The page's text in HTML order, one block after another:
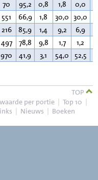
70 95,2 0,8 1,8 0,0
551 66,9 1,8 30,0 30,0
216 85,9 1,4 9,2 6,9
497 78,8 9,8 1,7 1,2
970 41,9 3,1 54,0 52,5
TOP
per portie | Top 10 |
| Nieuws | Boeken